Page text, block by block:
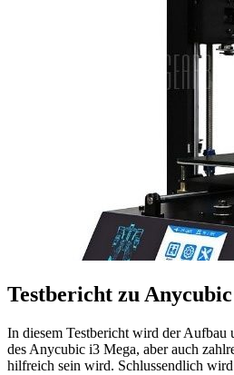
Testbericht zu
In diesem Testbericht wird der Aufbau
des Anycubic i3 Mega, aber auch
hilfreich sein wird. Schlussendlich